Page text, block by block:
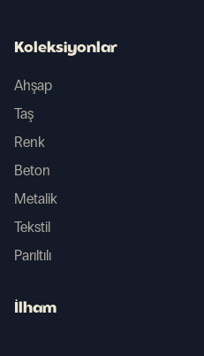
Koleksiyonlar
Ahşap
Taş
Renk
Beton
Metalik
Tekstil
Parıltılı
İlham